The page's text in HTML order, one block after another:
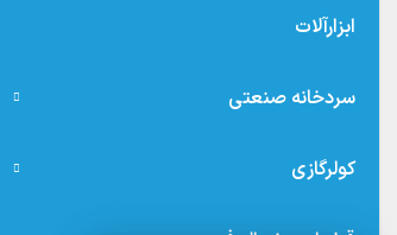
ابزارآلات
سردخانه صنعتی
کولرگازی